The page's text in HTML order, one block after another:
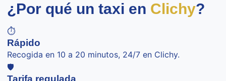
¿Por qué un taxi en Clichy?
⏱️
Rápido
Recogida en 10 a 20 minutos, 24/7 en Clichy.
🛡️
Tarifa regulada